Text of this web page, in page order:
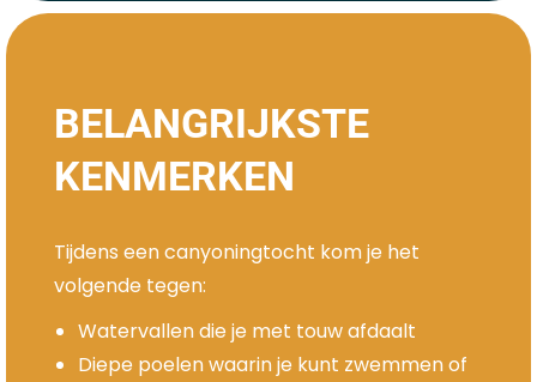
BELANGRIJKSTE
KENMERKEN
Tijdens een canyoningtocht kom je het
volgende tegen:
Watervallen die je met touw afdaalt
Diepe poelen waarin je kunt zwemmen of